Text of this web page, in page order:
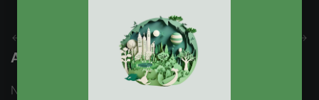
Ajouter un Commentaire
Nom